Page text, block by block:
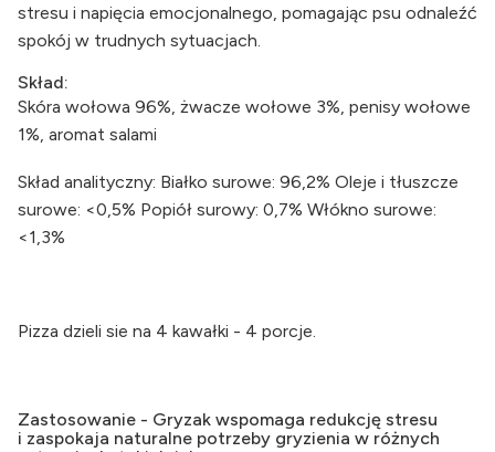
stresu i napięcia emocjonalnego, pomagając psu odnaleźć
spokój w trudnych sytuacjach.
Skład:
Skóra wołowa 96%, żwacze wołowe 3%, penisy wołowe
1%, aromat salami
Skład analityczny: Białko surowe: 96,2% Oleje i tłuszcze
surowe: <0,5% Popiół surowy: 0,7% Włókno surowe:
<1,3%
Pizza dzieli sie na 4 kawałki - 4 porcje.
Zastosowanie - Gryzak wspomaga redukcję stresu
i zaspokaja naturalne potrzeby gryzienia w różnych